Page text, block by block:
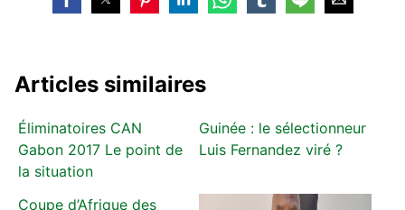
Articles similaires
Éliminatoires CAN
Gabon 2017 Le point de
la situation
Guinée : le sélectionneur
Luis Fernandez viré ?
Coupe d’Afrique des